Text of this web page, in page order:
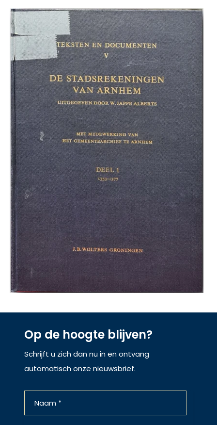
Op de hoogte blijven?
Schrijft u zich dan nu in en ontvang
automatisch onze nieuwsbrief.